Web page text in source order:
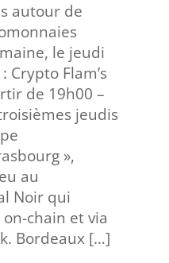
autour de
le jeudi
Crypto Flam’s
de 19h00 –
jeudis
»,
au
Noir qui
chain et via
Bordeaux […]